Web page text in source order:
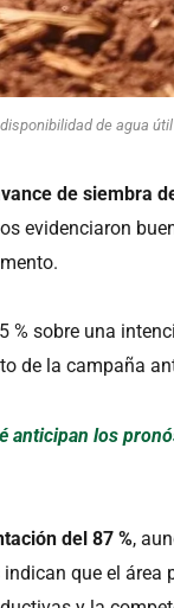
de agua
de siembra
evidenciaron
% sobre una
de la campaña
anticipan los
del 87 %,
que el